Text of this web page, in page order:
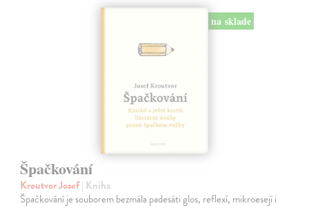
na sklade
Špačkování
Kroutvor Josef| Kniha
Špačkování je souborem bezmála padesáti glos, reflexí, mikroesejí i